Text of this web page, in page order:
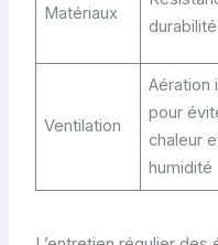
Matériaux
durabilité
Ventilation
Aération
pour
chaleur
humidité